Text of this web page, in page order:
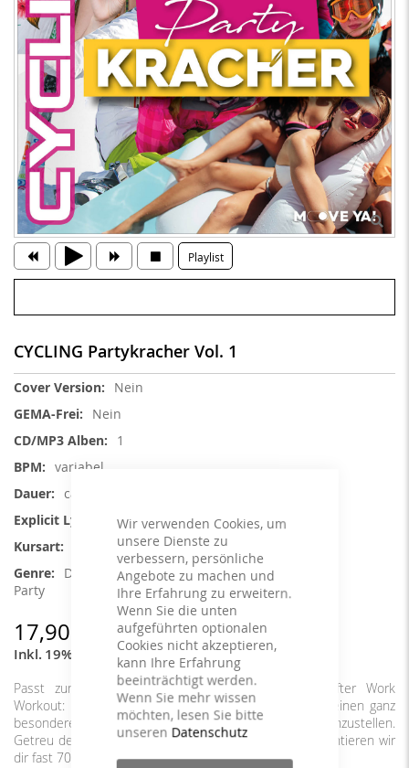
Wir verwenden Cookies, um
unsere Dienste zu
verbessern, persönliche
Angebote zu machen und
Ihre Erfahrung zu erweitern.
Wenn Sie die unten
aufgeführten optionalen
Cookies nicht akzeptieren,
kann Ihre Erfahrung
beeinträchtigt werden.
Wenn Sie mehr wissen
möchten, lesen Sie bitte
unseren Datenschutz
Playlist
CYCLING Partykracher Vol. 1
Weitere
Nein
Nein
1
variabel
ca. 67 min.
Nein
Deutscher Schlager / Pop, Disco / 70s,
Party
17,90 €
Inkl. 19% MwSt.,exkl.Versandkosten
Passt zum Rosenmontag genauso gut wie zum After Work
Workout: Unser DJ hat es sich nicht nehmen lassen, einen ganz
besonderen Mix für deine Cyclingstunde zusammenzustellen.
Getreu dem Motto "Dein Bike hat keine Bremse" präsentieren wir
dir fast 70 Minuten allerfeinste Partymucke!